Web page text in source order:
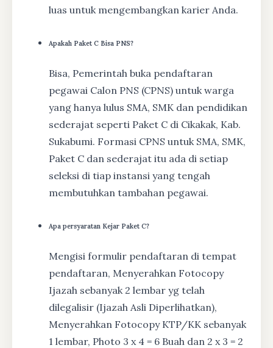
luas untuk mengembangkan karier Anda.
Apakah Paket C Bisa PNS?
Bisa, Pemerintah buka pendaftaran
pegawai Calon PNS (CPNS) untuk warga
yang hanya lulus SMA, SMK dan pendidikan
sederajat seperti Paket C di Cikakak, Kab.
Sukabumi. Formasi CPNS untuk SMA, SMK,
Paket C dan sederajat itu ada di setiap
seleksi di tiap instansi yang tengah
membutuhkan tambahan pegawai.
Apa persyaratan Kejar Paket C?
Mengisi formulir pendaftaran di tempat
pendaftaran, Menyerahkan Fotocopy
Ijazah sebanyak 2 lembar yg telah
dilegalisir (Ijazah Asli Diperlihatkan),
Menyerahkan Fotocopy KTP/KK sebanyak
1 lembar, Photo 3 x 4 = 6 Buah dan 2 x 3 = 2